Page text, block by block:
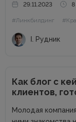
Сайты можно
которых есть и
29.11.2023 8
#Линкбилдинг
І. Рудник
Как блог с
клиентов,
Молодая